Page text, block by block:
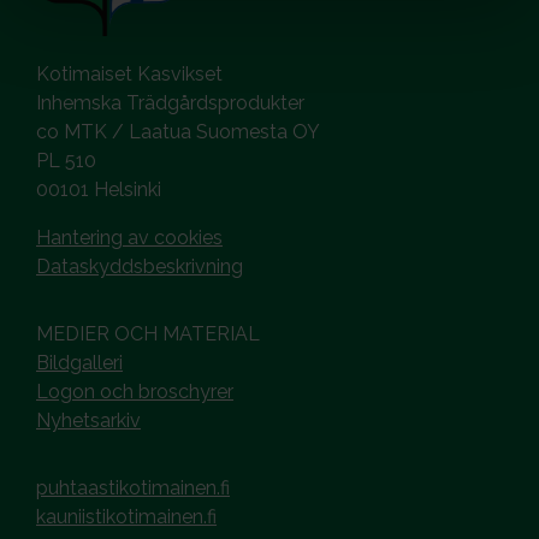
Kotimaiset Kasvikset
Inhemska Trädgårdsprodukter
co MTK / Laatua Suomesta OY
PL 510
00101 Helsinki
Hantering av cookies
Dataskyddsbeskrivning
MEDIER OCH MATERIAL
Bildgalleri
Logon och broschyrer
Nyhetsarkiv
puhtaastikotimainen.fi
kauniistikotimainen.fi